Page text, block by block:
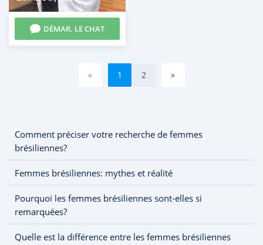
DÉMAR. LE CHAT
« 1 2 »
Comment préciser votre recherche de femmes
brésiliennes?
Femmes brésiliennes: mythes et réalité
Pourquoi les femmes brésiliennes sont-elles si
remarquées?
Quelle est la différence entre les femmes brésiliennes